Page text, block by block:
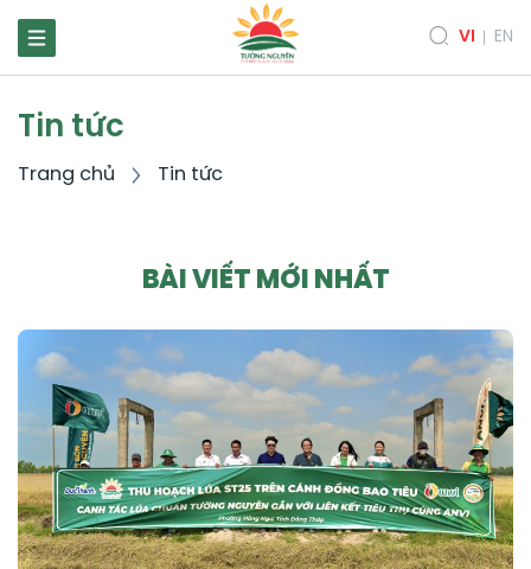
VI EN
Tin tức
Trang chủ Tin tức
BÀI VIẾT MỚI NHẤT